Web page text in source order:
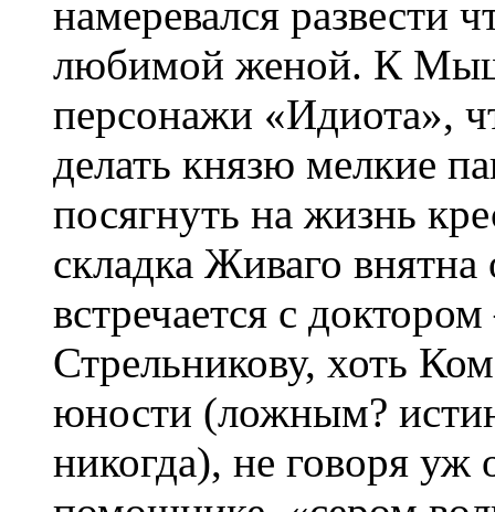
намеревался развести
любимой женой. К
персонажи «Идиота»,
делать князю мелкие
посягнуть на жизнь
складка Живаго внятна
встречается с
Стрельникову, хоть
юности (ложным?
никогда), не говоря